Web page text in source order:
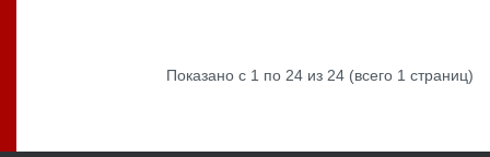
Показано с 1 по 24 из 24 (всего 1 страниц)